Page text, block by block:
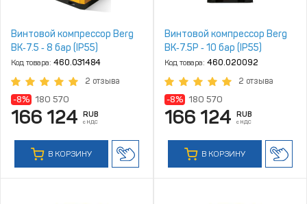
Винтовой компрессор Berg
ВК‑7.5 ‑ 8 бар (IP55)
Код товара: 460.031484
2 отзыва
-8% 180 570
166 124 RUB
с НДС
В КОРЗИНУ
Винтовой компрессор Berg
ВК‑7.5Р ‑ 10 бар (IP55)
Код товара: 460.020092
2 отзыва
-8% 180 570
166 124 RUB
с НДС
В КОРЗИНУ